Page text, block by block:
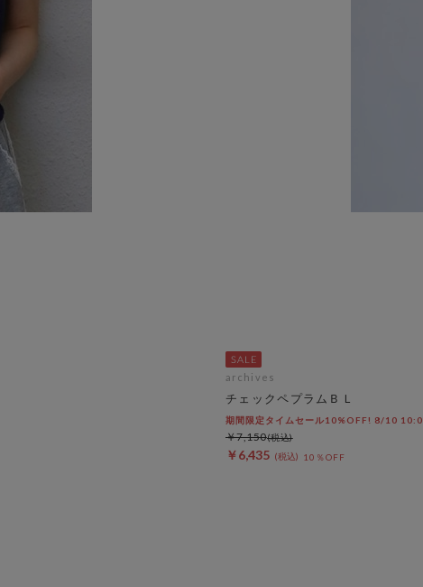
archives
チェックペプラムＢＬ
期間限定タイムセール10%OFF! 8/10
￥6,435 10％OFF
￥7,150